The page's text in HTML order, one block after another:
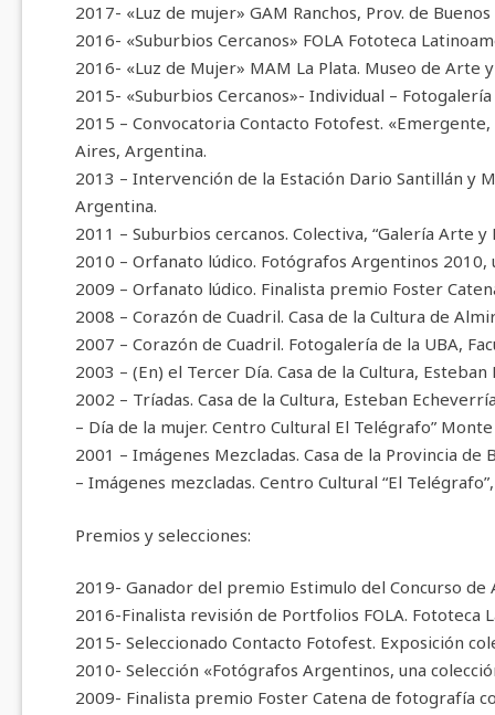
2017- «Luz de mujer» GAM Ranchos, Prov. de
2016- «Suburbios Cercanos» FOLA Fototeca
2016- «Luz de Mujer» MAM La Plata. Museo de Arte
2015- «Suburbios Cercanos»- Individual –
2015 – Convocatoria Contacto Fotofest.
Aires, Argentina.
2013 – Intervención de la Estación Dario Santillán y
Argentina.
2011 – Suburbios cercanos. Colectiva, “Galería Arte
2010 – Orfanato lúdico. Fotógrafos Argentinos
2009 – Orfanato lúdico. Finalista premio Foster
2008 – Corazón de Cuadril. Casa de la Cultura de
2007 – Corazón de Cuadril. Fotogalería de la UBA,
2003 – (En) el Tercer Día. Casa de la Cultura,
2002 – Tríadas. Casa de la Cultura, Esteban
– Día de la mujer. Centro Cultural El Telégrafo”
2001 – Imágenes Mezcladas. Casa de la Provincia de
– Imágenes mezcladas. Centro Cultural “El
Premios y selecciones:
2019- Ganador del premio Estimulo del Concurso
2016-Finalista revisión de Portfolios FOLA. Fototeca
2015- Seleccionado Contacto Fotofest. Exposición
2010- Selección «Fotógrafos Argentinos, una
2009- Finalista premio Foster Catena de fotografía